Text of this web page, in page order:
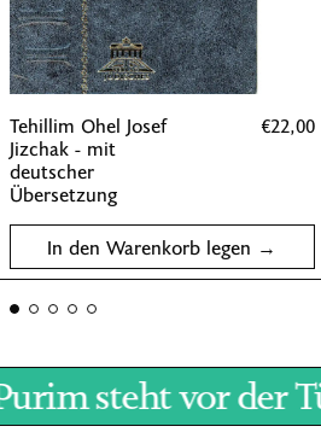
Tehillim Ohel Josef
Jizchak - mit
deutscher
Übersetzung
€22,00
In den Warenkorb legen
steht vor der Tür